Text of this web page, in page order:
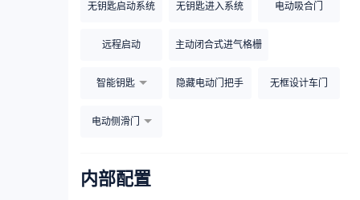
无钥匙启动系统 无钥匙进入系统 电动吸合门
远程启动 主动闭合式进气格栅
智能钥匙 隐藏电动门把手 无框设计车门
电动侧滑门
内部配置